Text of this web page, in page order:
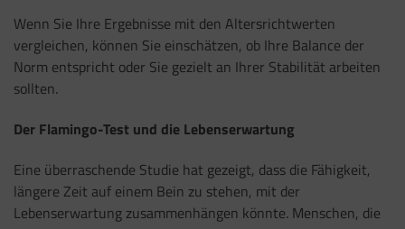
Wenn Sie Ihre Ergebnisse mit den Altersrichtwerten
vergleichen, können Sie einschätzen, ob Ihre Balance der
Norm entspricht oder Sie gezielt an Ihrer Stabilität arbeiten
sollten.
Der Flamingo-Test und die Lebenserwartung
Eine überraschende Studie hat gezeigt, dass die Fähigkeit,
längere Zeit auf einem Bein zu stehen, mit der
Lebenserwartung zusammenhängen könnte. Menschen, die